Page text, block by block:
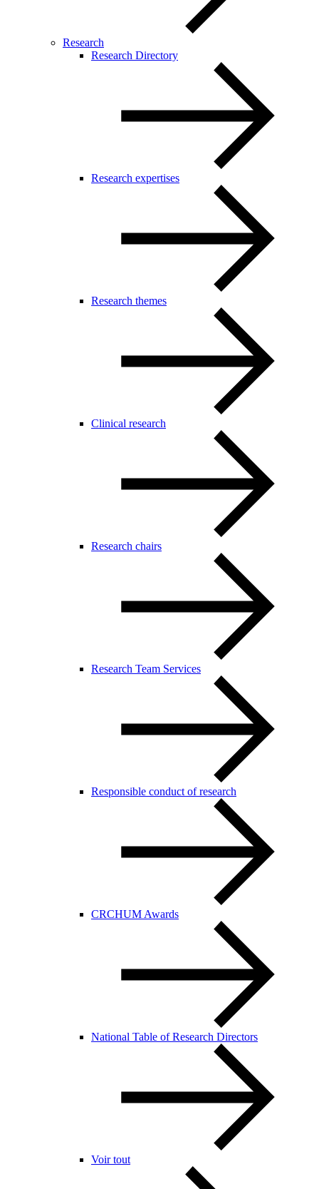
Research
Research Directory
Research expertises
Research themes
Clinical research
Research chairs
Research Team Services
Responsible conduct of research
CRCHUM Awards
National Table of Research Directors
Voir tout